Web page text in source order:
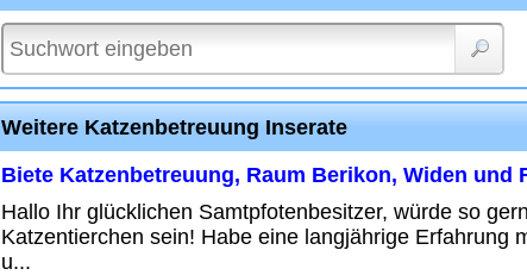
Weitere Katzenbetreuung Inserate
Biete Katzenbetreuung, Raum Berikon, Widen und
Hallo Ihr glücklichen Samtpfotenbesitzer, würde so
Katzentierchen sein! Habe eine langjährige Erfahrung
u...